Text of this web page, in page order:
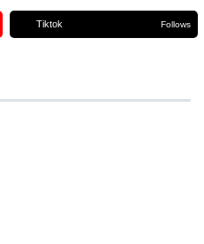
Tiktok Follows